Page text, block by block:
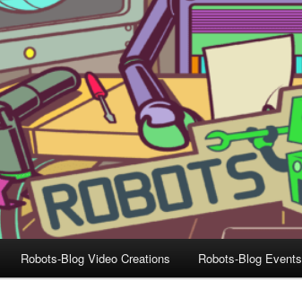
Robots-Blog Video Creations Robots-Blog Events